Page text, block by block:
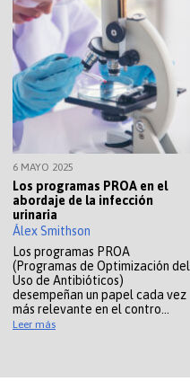
6 MAYO 2025
Los programas PROA en el
abordaje de la infección
urinaria
Álex Smithson
Los programas PROA
(Programas de Optimización del
Uso de Antibióticos)
desempeñan un papel cada vez
más relevante en el contro…
Leer más